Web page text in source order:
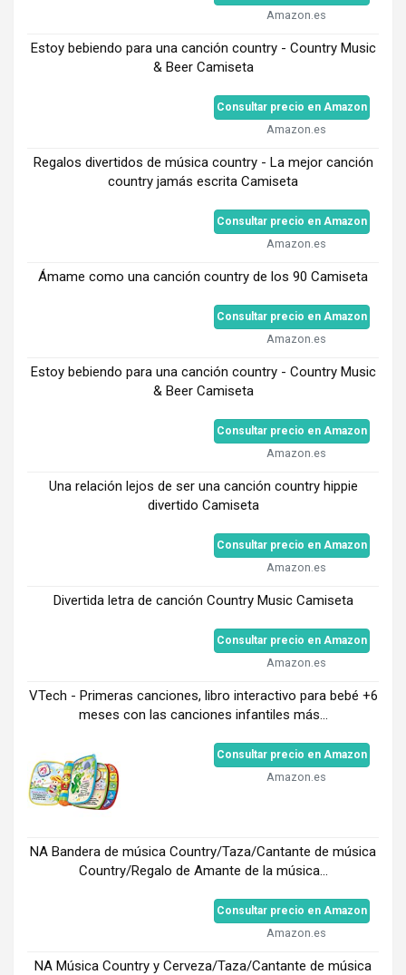
Amazon.es
Estoy bebiendo para una canción country - Country Music
& Beer Camiseta
Consultar precio en Amazon
Amazon.es
Regalos divertidos de música country - La mejor canción
country jamás escrita Camiseta
Consultar precio en Amazon
Amazon.es
Ámame como una canción country de los 90 Camiseta
Consultar precio en Amazon
Amazon.es
Estoy bebiendo para una canción country - Country Music
& Beer Camiseta
Consultar precio en Amazon
Amazon.es
Una relación lejos de ser una canción country hippie
divertido Camiseta
Consultar precio en Amazon
Amazon.es
Divertida letra de canción Country Music Camiseta
Consultar precio en Amazon
Amazon.es
VTech - Primeras canciones, libro interactivo para bebé +6
meses con las canciones infantiles más...
Consultar precio en Amazon
Amazon.es
NA Bandera de música Country/Taza/Cantante de música
Country/Regalo de Amante de la música...
Consultar precio en Amazon
Amazon.es
NA Música Country y Cerveza/Taza/Cantante de música